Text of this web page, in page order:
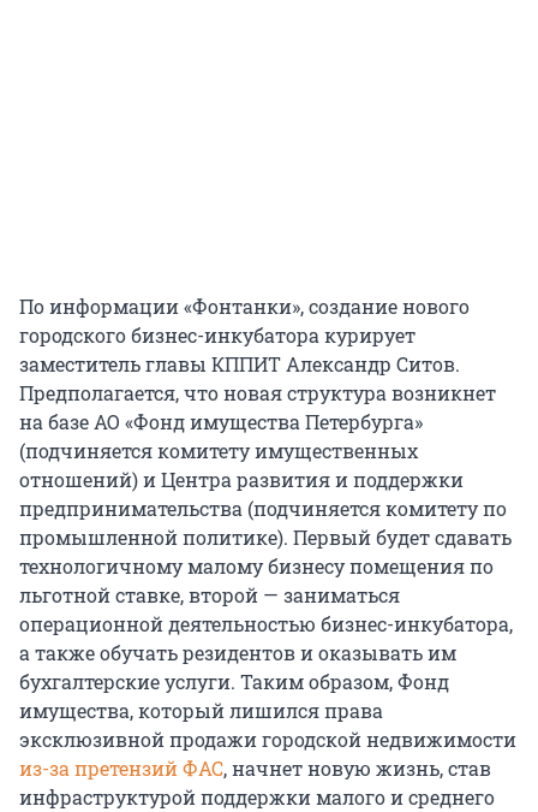
По информации «Фонтанки», создание нового
городского бизнес-инкубатора курирует
заместитель главы КППИТ Александр Ситов.
Предполагается, что новая структура возникнет
на базе АО «Фонд имущества Петербурга»
(подчиняется комитету имущественных
отношений) и Центра развития и поддержки
предпринимательства (подчиняется комитету по
промышленной политике). Первый будет сдавать
технологичному малому бизнесу помещения по
льготной ставке, второй — заниматься
операционной деятельностью бизнес-инкубатора,
а также обучать резидентов и оказывать им
бухгалтерские услуги. Таким образом, Фонд
имущества, который лишился права
эксклюзивной продажи городской недвижимости
из-за претензий ФАС, начнет новую жизнь, став
инфраструктурой поддержки малого и среднего